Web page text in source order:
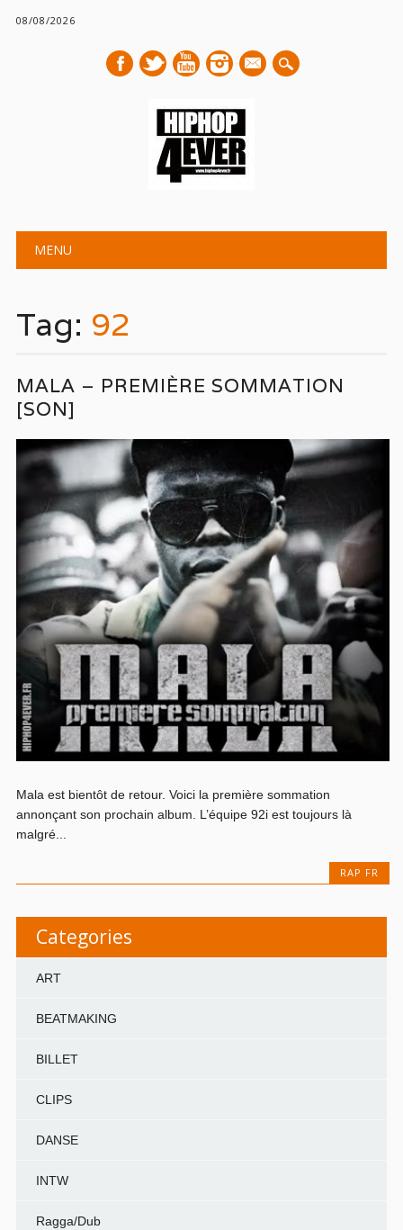
08/08/2026
mail
Main menu
MENU
Tag: 92
MALA – PREMIÈRE SOMMATION
[SON]
Mala est bientôt de retour. Voici la première sommation
annonçant son prochain album. L’équipe 92i est toujours là
malgré...
RAP FR
Categories
ART
BEATMAKING
BILLET
CLIPS
DANSE
INTW
Ragga/Dub